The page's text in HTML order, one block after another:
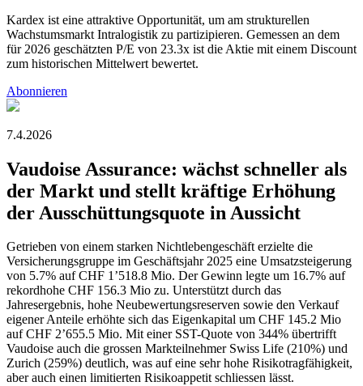
Kardex ist eine attraktive Opportunität, um am strukturellen
Wachstumsmarkt Intralogistik zu partizipieren. Gemessen an dem
für 2026 geschätzten P/E von 23.3x ist die Aktie mit einem Discount
zum historischen Mittelwert bewertet.
Abonnieren
7.4.2026
Vaudoise Assurance: wächst schneller als
der Markt und stellt kräftige Erhöhung
der Ausschüttungsquote in Aussicht
Getrieben von einem starken Nichtlebengeschäft erzielte die
Versicherungsgruppe im Geschäftsjahr 2025 eine Umsatzsteigerung
von 5.7% auf CHF 1’518.8 Mio. Der Gewinn legte um 16.7% auf
rekordhohe CHF 156.3 Mio zu. Unterstützt durch das
Jahresergebnis, hohe Neubewertungsreserven sowie den Verkauf
eigener Anteile erhöhte sich das Eigenkapital um CHF 145.2 Mio
auf CHF 2’655.5 Mio. Mit einer SST-Quote von 344% übertrifft
Vaudoise auch die grossen Markteilnehmer Swiss Life (210%) und
Zurich (259%) deutlich, was auf eine sehr hohe Risikotragfähigkeit,
aber auch einen limitierten Risikoappetit schliessen lässt.